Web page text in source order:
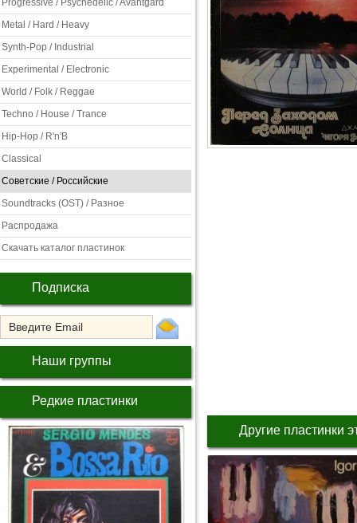
Progressive / Psychedelic / Avantgard
Metal / Hard / Heavy
Synth-Pop / Industrial
Experimental / Electronic
World / Folk / Reggae
Techno / House / Trance
Hip-Hop / R'n'B
Classical
Советские / Российские
Soundtracks (OST) / Разное
Распродажа
Скачать каталог пластинок
Подписка
Наши группы
Редкие пластинки
Другие пластинки